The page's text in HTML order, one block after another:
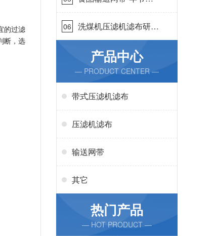
的过滤
断，选
成本75万{丹娜鸶过滤}
06
洗煤机压滤机滤布研发
生产-按需定制{丹娜鸶
过滤}产品中心
— PRODUCT CENTER —
带式压滤机滤布
压滤机滤布
输送网带
其它
热门产品
— HOT PRODUCT —